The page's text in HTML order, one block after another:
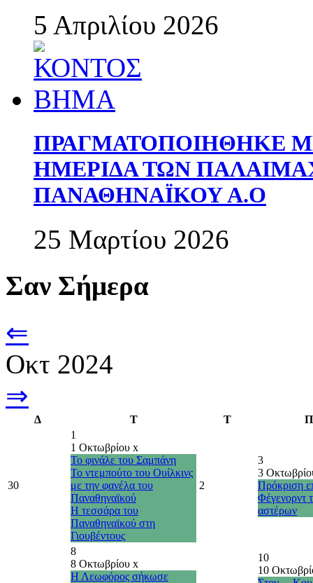
5 Απριλίου 2026
ΠΡΑΓΜΑΤΟΠΟΙΗΘΗΚΕ
ΗΜΕΡΙΔΑ ΤΩΝ
ΠΑΝΑΘΗΝΑΪΚΟΥ Α.Ο
25 Μαρτίου 2026
Σαν Σήμερα
⇐
Οκτ 2024
⇒
Δ Τ Τ Π
30
1
1 Οκτωβρίου x
Το φινάλε του Σαμπάνη
Το ντεμπούτο του Ουίλκινς
με την φανέλα του
Παναθηναϊκού
Η τεσσάρα του
Παναθηναϊκού στη
Γιουβέντους
2
3
3
Πρόκριση
Φέγενορντ
αστέρων
8
8 Οκτωβρίου x
Η Λεωφόρος σήκωσε
10
10